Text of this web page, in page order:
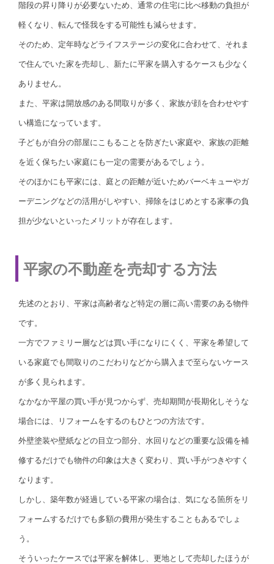
階段の昇り降りが必要ないため、通常の住宅に比べ移動の負担が
軽くなり、転んで怪我をする可能性も減らせます。
そのため、定年時などライフステージの変化に合わせて、それま
で住んでいた家を売却し、新たに平家を購入するケースも少なく
ありません。
また、平家は開放感のある間取りが多く、家族が顔を合わせやす
い構造になっています。
子どもが自分の部屋にこもることを防ぎたい家庭や、家族の距離
を近く保ちたい家庭にも一定の需要があるでしょう。
そのほかにも平家には、庭との距離が近いためバーベキューやガ
ーデニングなどの活用がしやすい、掃除をはじめとする家事の負
担が少ないといったメリットが存在します。
平家の不動産を売却する方法
先述のとおり、平家は高齢者など特定の層に高い需要のある物件
です。
一方でファミリー層などは買い手になりにくく、平家を希望して
いる家庭でも間取りのこだわりなどから購入まで至らないケース
が多く見られます。
なかなか平屋の買い手が見つからず、売却期間が長期化しそうな
場合には、リフォームをするのもひとつの方法です。
外壁塗装や壁紙などの目立つ部分、水回りなどの重要な設備を補
修するだけでも物件の印象は大きく変わり、買い手がつきやすく
なります。
しかし、築年数が経過している平家の場合は、気になる箇所をリ
フォームするだけでも多額の費用が発生することもあるでしょ
う。
そういったケースでは平家を解体し、更地として売却したほうが